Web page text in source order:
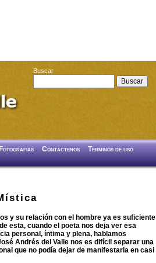
Fotografías Contáctenos Términos de uso
Buscar
y su relación con el hombre ya es suficiente
esta, cuando el poeta nos deja ver esa
personal, íntima y plena, hablamos
Andrés del Valle nos es difícil separar una
que no podía dejar de manifestarla en casi